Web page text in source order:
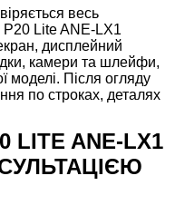
весь
Lite ANE-LX1
дисплейний
камери та шлейфи,
моделі. Після огляду
по строках, деталях
LITE ANE-LX1